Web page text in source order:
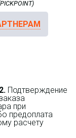
2. Подтверждение
при
предоплата
расчету